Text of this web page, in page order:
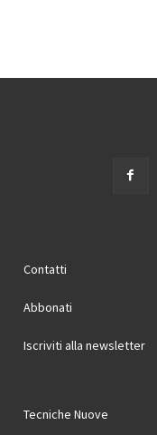
Contatti
Abbonati
Iscriviti alla newsletter
Tecniche Nuove